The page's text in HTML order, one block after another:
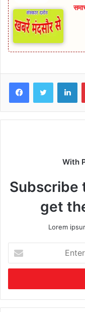
FacebookTwitter
With
Subscribe
get
Lorem
your
Email